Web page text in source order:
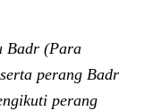
Badr (Para
perang Badr
perang